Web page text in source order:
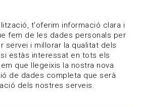
t'oferim informació clara i
fem de les dades personals per
servei i millorar la qualitat dels
estàs interessat en tots els
que llegeixis la nostra nova
de dades completa que serà
dels nostres serveis.